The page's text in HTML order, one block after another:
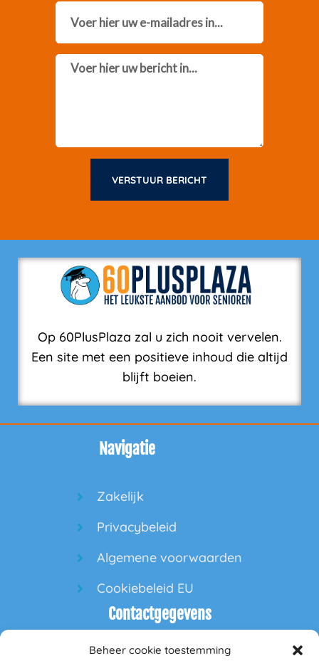
Beheer cookie toestemming
Message
VERSTUUR BERICHT
Op 60PlusPlaza zal u zich nooit vervelen.
Een site met een positieve inhoud die altijd
blijft boeien.
Navigatie
Zakelijk
Privacybeleid
Algemene voorwaarden
Cookiebeleid EU
Contactgegevens